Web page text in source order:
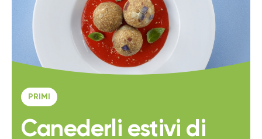
PRIMI
Canederli estivi di